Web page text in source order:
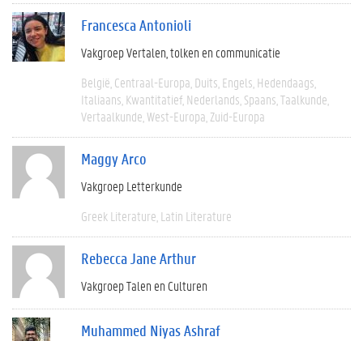
Francesca Antonioli
Vakgroep Vertalen, tolken en communicatie
België Centraal-Europa Duits Engels Hedendaags
Italiaans Kwantitatief Nederlands Spaans Taalkunde
Vertaalkunde West-Europa Zuid-Europa
Maggy Arco
Vakgroep Letterkunde
Greek Literature Latin Literature
Rebecca Jane Arthur
Vakgroep Talen en Culturen
Muhammed Niyas Ashraf